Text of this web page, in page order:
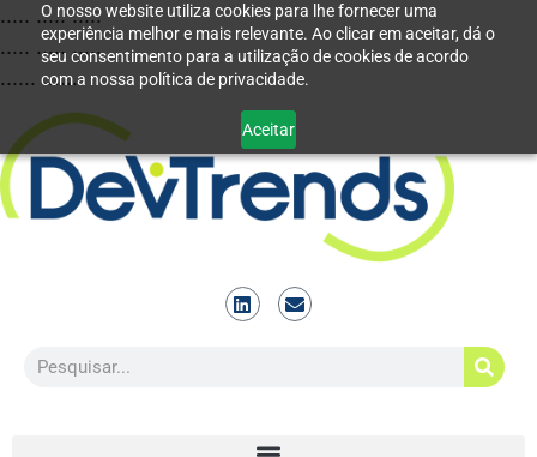
O nosso website utiliza cookies para lhe fornecer uma
experiência melhor e mais relevante. Ao clicar em aceitar, dá o
seu consentimento para a utilização de cookies de acordo
com a nossa política de privacidade.
Aceitar
..... ..... .....
..... ..... .....
...... ......